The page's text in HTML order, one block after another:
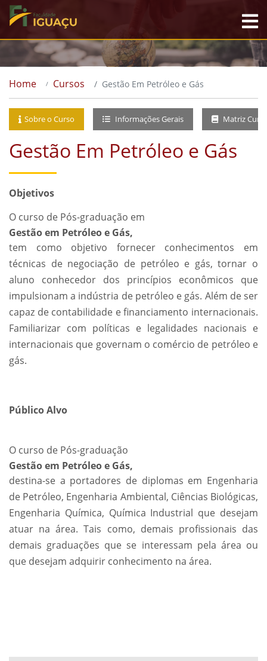
Home Cursos Gestão Em Petróleo e Gás
Sobre o Curso Informações Gerais Matriz
Gestão Em Petróleo e Gás
Objetivos
O curso de Pós-graduação em
Gestão em Petróleo e Gás,
tem como objetivo fornecer conhecimentos em
técnicas de negociação de petróleo e gás, tornar o
aluno conhecedor dos princípios econômicos que
impulsionam a indústria de petróleo e gás. Além de ser
capaz de contabilidade e financiamento internacionais.
Familiarizar com políticas e legalidades nacionais e
internacionais que governam o comércio de petróleo e
gás.
Público Alvo
O curso de Pós-graduação
Gestão em Petróleo e Gás,
destina-se a portadores de diplomas em Engenharia
de Petróleo, Engenharia Ambiental, Ciências Biológicas,
Engenharia Química, Química Industrial que desejam
atuar na área. Tais como, demais profissionais das
demais graduações que se interessam pela área ou
que desejam adquirir conhecimento na área.